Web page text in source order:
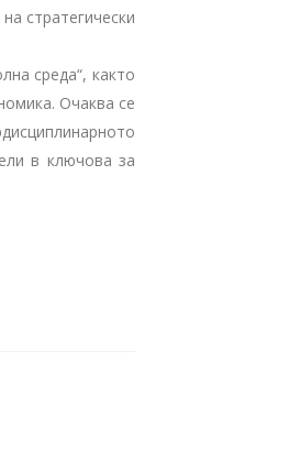
стратегически
среда“, както
Очаква се
в ключова за